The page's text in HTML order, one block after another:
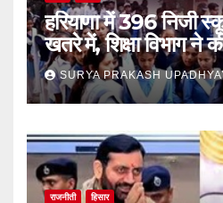
हरियाणा में 396 निजी
खतरे में, शिक्षा विभाग ने की
SURYA PRAKASH
राजनीती हिसार